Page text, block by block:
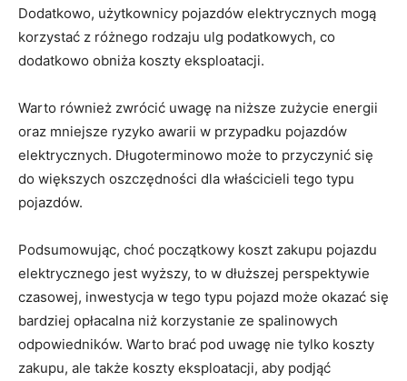
Dodatkowo, użytkownicy pojazdów elektrycznych mogą
korzystać z różnego rodzaju ulg podatkowych, co
dodatkowo obniża koszty eksploatacji.
Warto również ⁣zwrócić uwagę na niższe zużycie energii
oraz mniejsze ryzyko awarii w przypadku pojazdów
elektrycznych. Długoterminowo ⁤może to przyczynić się
do większych oszczędności dla właścicieli tego ⁢typu
pojazdów.
Podsumowując, choć początkowy‌ koszt zakupu pojazdu
elektrycznego jest wyższy,​ to w dłuższej perspektywie
czasowej, inwestycja w tego typu pojazd może okazać się
bardziej opłacalna niż korzystanie ze⁢ spalinowych
odpowiedników. Warto‌ brać pod uwagę nie tylko koszty
zakupu, ale także koszty eksploatacji, aby⁤ podjąć